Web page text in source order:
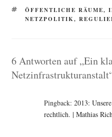
SCHLAGWÖRTER
ÖFFENTLICHE RÄUME,
NETZPOLITIK,
6 Antworten auf „Ein
Pingback: 2013:
rechtlich. | Mathias